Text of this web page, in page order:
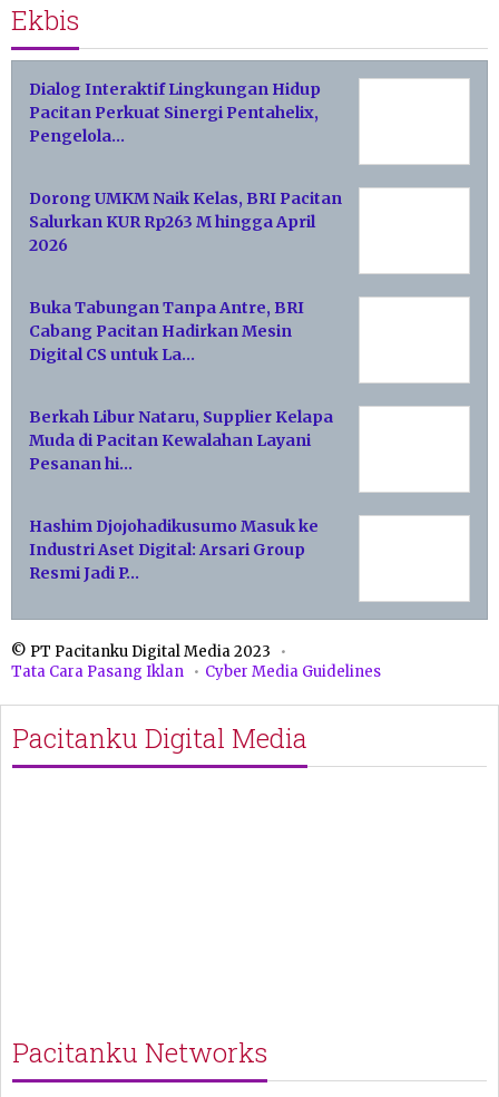
Ekbis
Dialog Interaktif Lingkungan Hidup
Pacitan Perkuat Sinergi Pentahelix,
Pengelola…
Dorong UMKM Naik Kelas, BRI Pacitan
Salurkan KUR Rp263 M hingga April
2026
Buka Tabungan Tanpa Antre, BRI
Cabang Pacitan Hadirkan Mesin
Digital CS untuk La…
Berkah Libur Nataru, Supplier Kelapa
Muda di Pacitan Kewalahan Layani
Pesanan hi…
Hashim Djojohadikusumo Masuk ke
Industri Aset Digital: Arsari Group
Resmi Jadi P…
© PT Pacitanku Digital Media 2023
Tata Cara Pasang Iklan
Cyber Media Guidelines
Pacitanku Digital Media
Pacitanku Networks